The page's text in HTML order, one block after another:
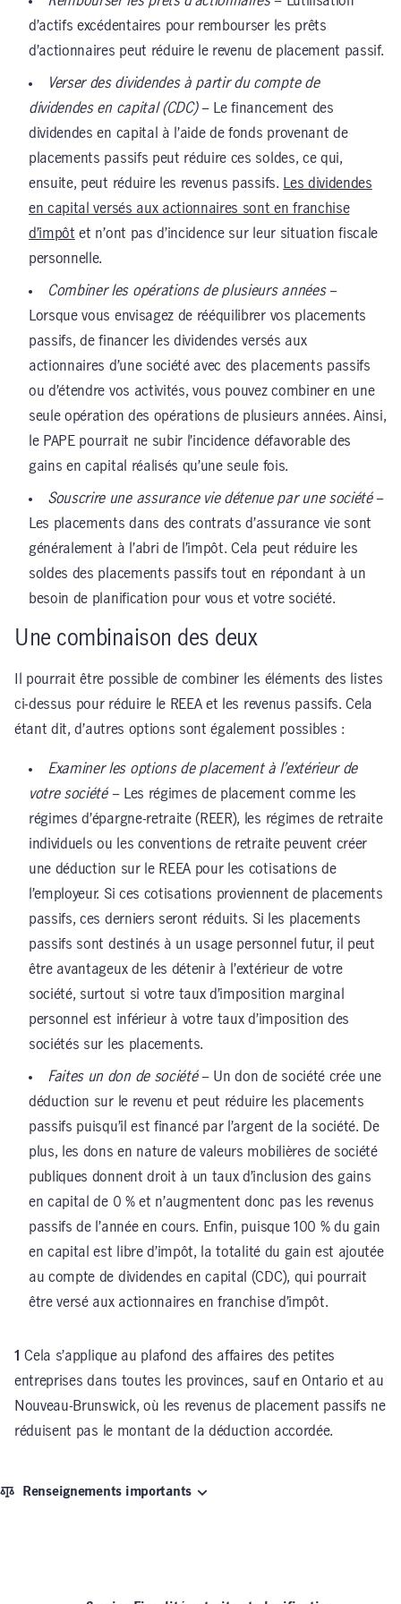
d’actifs excédentaires pour rembourser les prêts
d’actionnaires peut réduire le revenu de placement passif.
Verser des dividendes à partir du compte de
dividendes en capital (CDC)– Le financement des
dividendes en capital à l’aide de fonds provenant de
placements passifs peut réduire ces soldes, ce qui,
ensuite, peut réduire les revenus passifs. Les dividendes
en capital versés aux actionnaires sont en franchise
d’impôt et n’ont pas d’incidence sur leur situation fiscale
personnelle.
Combiner les opérations de plusieurs années–
Lorsque vous envisagez de rééquilibrer vos placements
passifs, de financer les dividendes versés aux
actionnaires d’une société avec des placements passifs
ou d’étendre vos activités, vous pouvez combiner en une
seule opération des opérations de plusieurs années. Ainsi,
le PAPE pourrait ne subir l’incidence défavorable des
gains en capital réalisés qu’une seule fois.
Souscrire une assurance vie détenue par une société–
Les placements dans des contrats d’assurance vie sont
généralement à l’abri de l’impôt. Cela peut réduire les
soldes des placements passifs tout en répondant à un
besoin de planification pour vous et votre société.
Une combinaison des deux
Il pourrait être possible de combiner les éléments des listes
ci-dessus pour réduire le REEA et les revenus passifs. Cela
étant dit, d’autres options sont également possibles :
Examiner les options de placement à l’extérieur de
votre société– Les régimes de placement comme les
régimes d’épargne-retraite (REER), les régimes de retraite
individuels ou les conventions de retraite peuvent créer
une déduction sur le REEA pour les cotisations de
l’employeur. Si ces cotisations proviennent de placements
passifs, ces derniers seront réduits. Si les placements
passifs sont destinés à un usage personnel futur, il peut
être avantageux de les détenir à l’extérieur de votre
société, surtout si votre taux d’imposition marginal
personnel est inférieur à votre taux d’imposition des
sociétés sur les placements.
Faites un don de société– Un don de société crée une
déduction sur le revenu et peut réduire les placements
passifs puisqu’il est financé par l’argent de la société. De
plus, les dons en nature de valeurs mobilières de société
publiques donnent droit à un taux d’inclusion des gains
en capital de 0 % et n’augmentent donc pas les revenus
passifs de l’année en cours. Enfin, puisque 100 % du gain
en capital est libre d’impôt, la totalité du gain est ajoutée
au compte de dividendes en capital (CDC), qui pourrait
être versé aux actionnaires en franchise d’impôt.
1 Cela s’applique au plafond des affaires des petites
entreprises dans toutes les provinces, sauf en Ontario et au
Nouveau-Brunswick, où les revenus de placement passifs ne
réduisent pas le montant de la déduction accordée.
Renseignements importants